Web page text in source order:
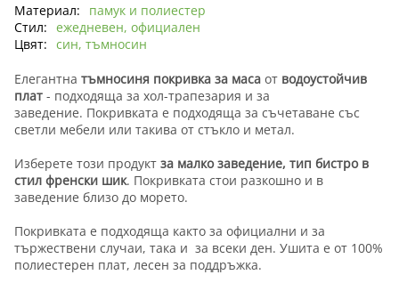
Материал:
памук и полиестер
Стил: ежедневен, официален
Цвят: син, тъмносин
Елегантна тъмносиня покривка за маса от водоустойчив
плат - подходяща за хол-трапезария и за
заведение. Покривката е подходяща за съчетаване със
светли мебели или такива от стъкло и метал.
Изберете този продукт за малко заведение, тип бистро в
стил френски шик. Покривката стои разкошно и в
заведение близо до морето.
Покривката е подходяща както за официални и за
тържествени случаи, така и за всеки ден. Ушита е от 100%
полиестерен плат, лесен за поддръжка.